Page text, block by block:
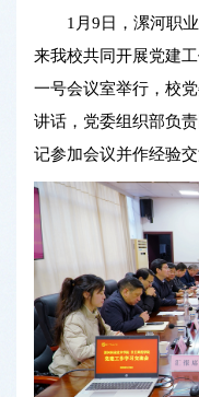
1月9日，漯河职
来我校共同开展党建
一号会议室举行，校
讲话，党委组织部负
记参加会议并作经验交